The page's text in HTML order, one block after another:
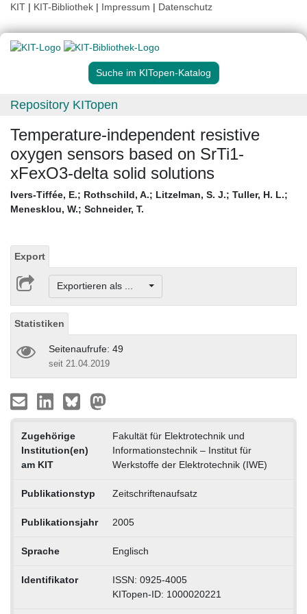
KIT | KIT-Bibliothek | Impressum | Datenschutz
Suche im KITopen-Katalog
Repository KITopen
Temperature-independent resistive
oxygen sensors based on SrTi1-
xFexO3-delta solid solutions
Ivers-Tiffée, E.; Rothschild, A.; Litzelman, S. J.; Tuller, H. L.;
Menesklou, W.; Schneider, T.
Export
Exportieren als ...
Statistiken
Seitenaufrufe: 49
seit 21.04.2019
Zugehörige
Institution(en)
am KIT
Fakultät für Elektrotechnik und
Informationstechnik – Institut für
Werkstoffe der Elektrotechnik (IWE)
Publikationstyp Zeitschriftenaufsatz
Publikationsjahr 2005
Sprache Englisch
Identifikator
ISSN: 0925-4005
KITopen-ID: 1000020221